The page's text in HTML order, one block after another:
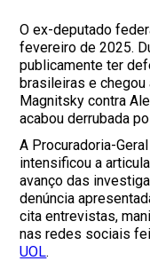
O ex-deputado
fevereiro de 2025.
publicamente ter
brasileiras e chegou
Magnitsky contra
acabou derrubada
A Procuradoria-
intensificou a
avanço das
denúncia
cita entrevistas,
nas redes sociais
UOL.